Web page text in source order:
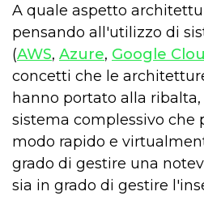
A quale aspetto
pensando all'utilizzo di
(AWS, Azure, Google
concetti che le
hanno portato alla
sistema complessivo che
modo rapido e
grado di gestire una
sia in grado di gestire